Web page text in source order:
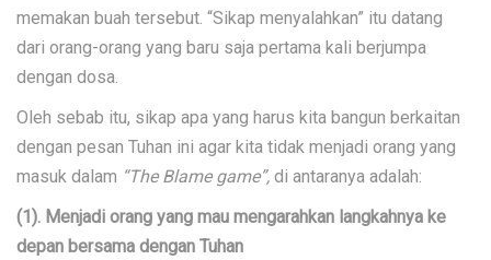
memakan buah tersebut. “Sikap menyalahkan” itu datang
dari orang-orang yang baru saja pertama kali berjumpa
dengan dosa.
Oleh sebab itu, sikap apa yang harus kita bangun berkaitan
dengan pesan Tuhan ini agar kita tidak menjadi orang yang
masuk dalam “The Blame game”, di antaranya adalah:
(1). Menjadi orang yang mau mengarahkan langkahnya ke
depan bersama dengan Tuhan